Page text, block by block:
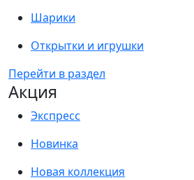
Шарики
Открытки и игрушки
Перейти в раздел
Акция
Экспресс
Новинка
Новая коллекция